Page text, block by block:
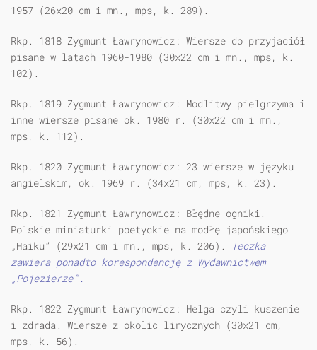
1957 (26x20 cm i mn., mps, k. 289).
Rkp. 1818 Zygmunt Ławrynowicz: Wiersze do przyjaciół
pisane w latach 1960-1980 (30x22 cm i mn., mps, k.
102).
Rkp. 1819 Zygmunt Ławrynowicz: Modlitwy pielgrzyma i
inne wiersze pisane ok. 1980 r. (30x22 cm i mn.,
mps, k. 112).
Rkp. 1820 Zygmunt Ławrynowicz: 23 wiersze w języku
angielskim, ok. 1969 r. (34x21 cm, mps, k. 23).
Rkp. 1821 Zygmunt Ławrynowicz: Błędne ogniki.
Polskie miniaturki poetyckie na modłę japońskiego
„Haiku” (29x21 cm i mn., mps, k. 206).
Teczka
zawiera ponadto korespondencję z Wydawnictwem
„Pojezierze”.
Rkp. 1822 Zygmunt Ławrynowicz: Helga czyli kuszenie
i zdrada. Wiersze z okolic lirycznych (30x21 cm,
mps, k. 56).